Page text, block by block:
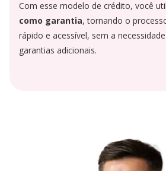
Com esse modelo de crédito, você
como garantia, tornando o
rápido e acessível, sem a
garantias adicionais.